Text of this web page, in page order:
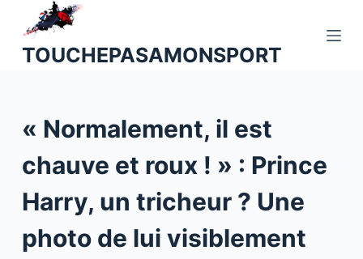
u
o
TOUCHEPASAMONSPORT
« Normalement, il est
chauve et roux ! » : Prince
Harry, un tricheur ? Une
photo de lui visiblement